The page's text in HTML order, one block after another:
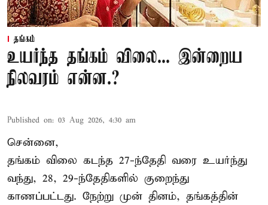
தங்கம்
உயர்ந்த தங்கம் விலை... இன்றைய
நிலவரம் என்ன.?
Published on: 03 Aug 2026, 4:30 am
சென்னை,
தங்கம் விலை கடந்த 27-ந்தேதி வரை உயர்ந்து
வந்து, 28, 29-ந்தேதிகளில் குறைந்து
காணப்பட்டது. நேற்று முன் தினம், தங்கத்தின்